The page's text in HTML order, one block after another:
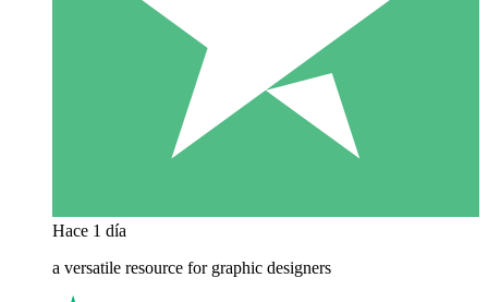
Hace 1 día
a versatile resource for graphic designers